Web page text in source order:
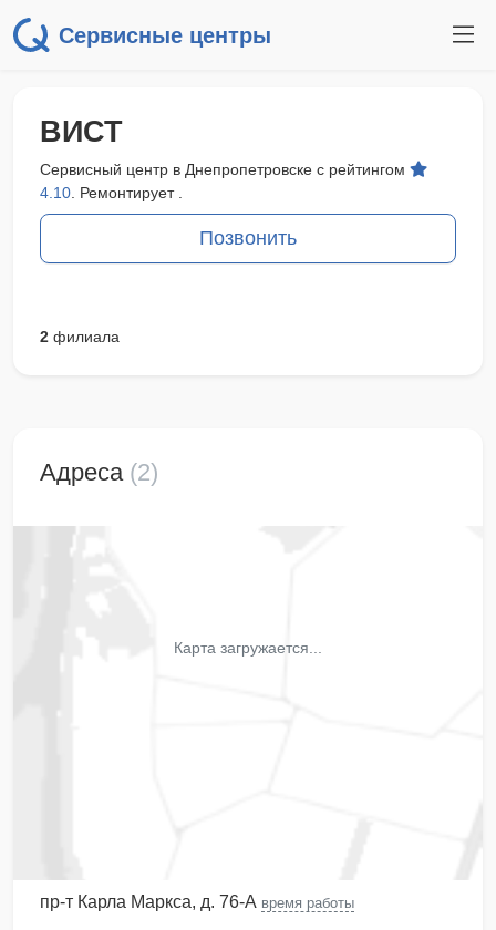
Сервисные центры
ВИСТ
Сервисный центр в Днепропетровске с рейтингом
4.10 . Ремонтирует .
Позвонить
2 филиала
Адреса (2)
Карта загружается...
пр-т Карла Маркса, д. 76-А время работы